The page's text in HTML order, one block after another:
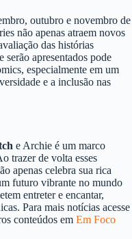
outubro e novembro de
não apenas atraem novos
das histórias
apresentados pode
especialmente em um
e a inclusão nas
e Archie é um marco
trazer de volta esses
apenas celebra sua rica
futuro vibrante no mundo
entreter e encantar,
Para mais notícias acesse
conteúdos em Em Foco